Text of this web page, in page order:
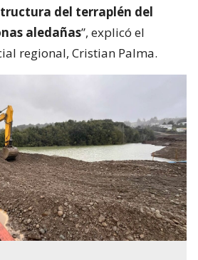
del terraplén del
aledañas”, explicó el
regional, Cristian Palma.